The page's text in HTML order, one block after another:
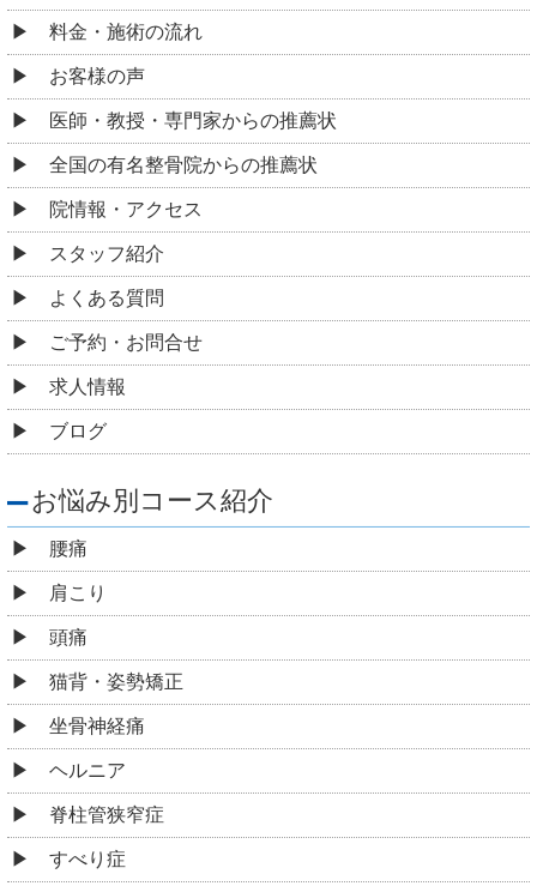
料金・施術の流れ
お客様の声
医師・教授・専門家からの推薦状
全国の有名整骨院からの推薦状
院情報・アクセス
スタッフ紹介
よくある質問
ご予約・お問合せ
求人情報
ブログ
お悩み別コース紹介
腰痛
肩こり
頭痛
猫背・姿勢矯正
坐骨神経痛
ヘルニア
脊柱管狭窄症
すべり症